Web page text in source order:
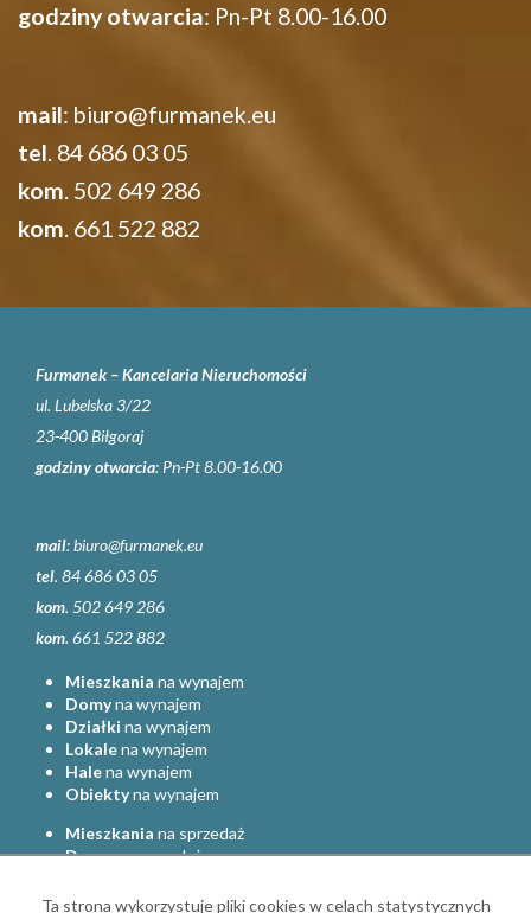
godziny otwarcia: Pn-Pt 8.00-16.00
mail: biuro@furmanek.eu
tel. 84 686 03 05
kom. 502 649 286
kom. 661 522 882
Furmanek – Kancelaria Nieruchomości
ul. Lubelska 3/22
23-400 Biłgoraj
godziny otwarcia: Pn-Pt 8.00-16.00
mail:biuro@furmanek.eu
tel. 84 686 03 05
kom. 502 649 286
kom. 661 522 882
Mieszkania na wynajem
Domyna wynajem
Działki na wynajem
Lokalena wynajem
Halena wynajem
Obiektyna wynajem
Mieszkania na sprzedaż
Domyna sprzedaż
Lokalena sprzedaż
Ta strona wykorzystuje pliki cookies w celach statystycznych